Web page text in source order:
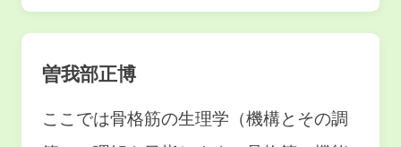
曽我部正博
ここでは骨格筋の生理学（機構とその調